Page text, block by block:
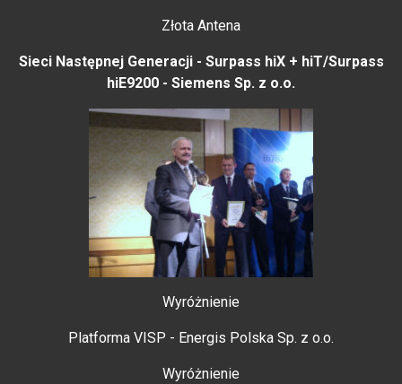
Złota Antena
Sieci Następnej Generacji - Surpass hiX + hiT/Surpass
hiE9200 - Siemens Sp. z o.o.
Wyróżnienie
Platforma VISP - Energis Polska Sp. z o.o.
Wyróżnienie